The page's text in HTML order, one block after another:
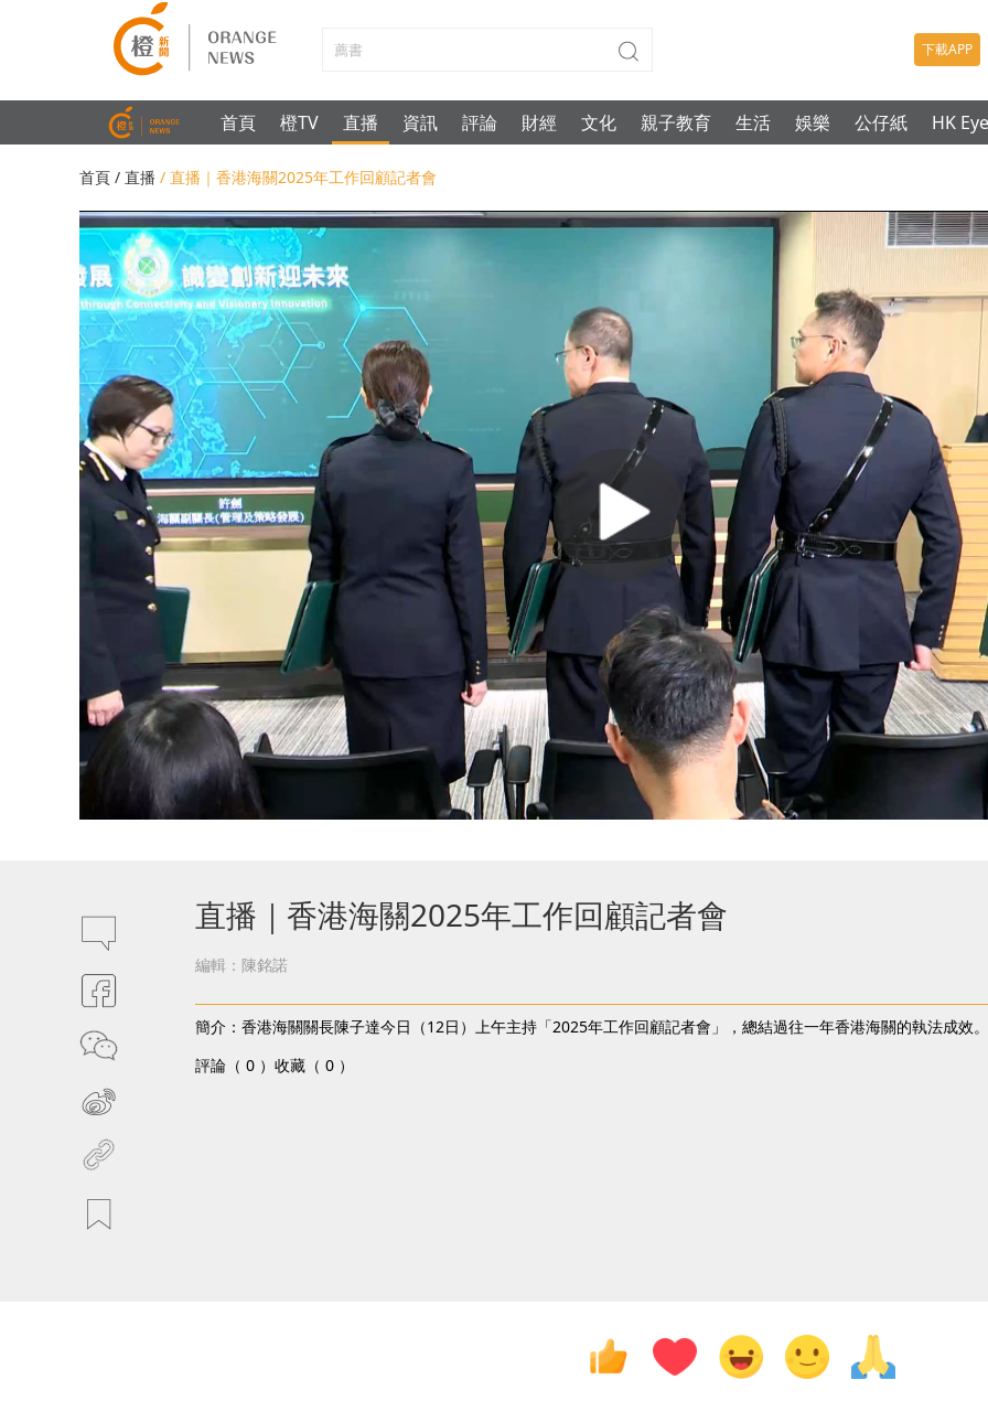
下載APP
首頁 橙TV 直播 資訊 評論 財經 文化 親子教育 生活 娛樂 公仔紙 HK Eye
首頁 / 直播 / 直播｜香港海關2025年工作回顧記者會
直播｜香港海關2025年工作回顧記者會
編輯：陳銘諾
簡介：香港海關關長陳子達今日（12日）上午主持「2025年工作回顧記者會」，總結過往一年香港海關的執法成效。
評論（ 0 ） 收藏（ 0 ）